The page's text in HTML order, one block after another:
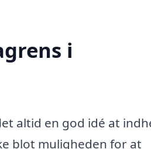
i
altid en god idé at
blot muligheden for at